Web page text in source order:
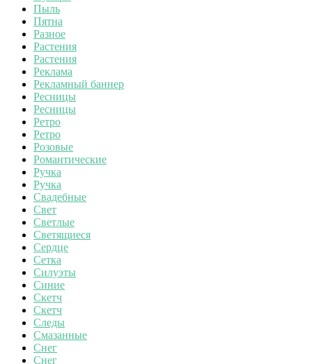
Пыль
Пятна
Разное
Растения
Растения
Реклама
Рекламный баннер
Ресницы
Ресницы
Ретро
Ретро
Розовые
Романтические
Ручка
Ручка
Свадебные
Свет
Светлые
Светящиеся
Сердце
Сетка
Силуэты
Синие
Скетч
Скетч
Следы
Смазанные
Снег
Снег